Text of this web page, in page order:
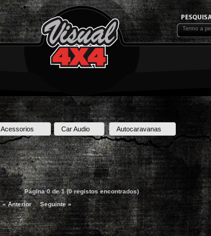
Acessorios Car Audio Autocaravanas
Página 0 de 1 (0 registos encontrados)
« Anterior
Seguinte »